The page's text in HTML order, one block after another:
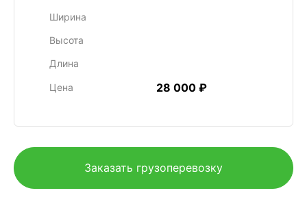
Ширина
Высота
Длина
Цена 28 000 ₽
Заказать грузоперевозку